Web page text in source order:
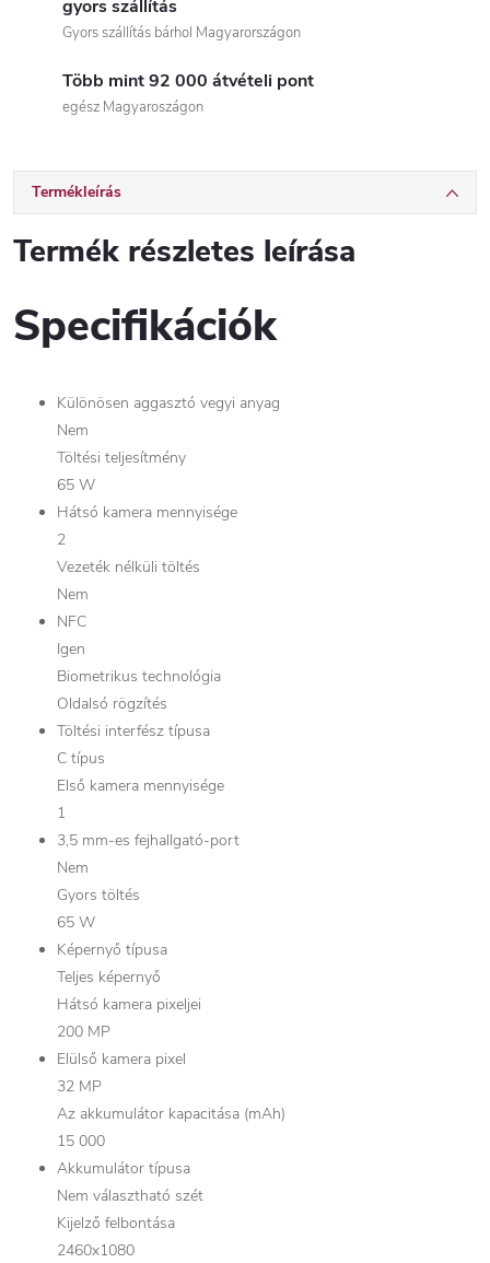
gyors szállítás
Gyors szállítás bárhol Magyarországon
Több mint 92 000 átvételi pont
egész Magyaroszágon
Termékleírás
Termék részletes leírása
Specifikációk
Különösen aggasztó vegyi anyag
Nem
Töltési teljesítmény
65 W
Hátsó kamera mennyisége
2
Vezeték nélküli töltés
Nem
NFC
Igen
Biometrikus technológia
Oldalsó rögzítés
Töltési interfész típusa
C típus
Első kamera mennyisége
1
3,5 mm-es fejhallgató-port
Nem
Gyors töltés
65 W
Képernyő típusa
Teljes képernyő
Hátsó kamera pixeljei
200 MP
Elülső kamera pixel
32 MP
Az akkumulátor kapacitása (mAh)
15 000
Akkumulátor típusa
Nem választható szét
Kijelző felbontása
2460x1080